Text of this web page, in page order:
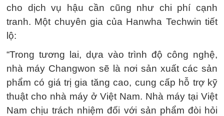
cho dịch vụ hậu cần cũng như chi phí cạnh
tranh. Một chuyên gia của Hanwha Techwin tiết
lộ:
“Trong tương lai, dựa vào trình độ công nghệ,
nhà máy Changwon sẽ là nơi sản xuất các sản
phẩm có giá trị gia tăng cao, cung cấp hỗ trợ kỹ
thuật cho nhà máy ở Việt Nam. Nhà máy tại Việt
Nam chịu trách nhiệm đối với sản phẩm đòi hỏi